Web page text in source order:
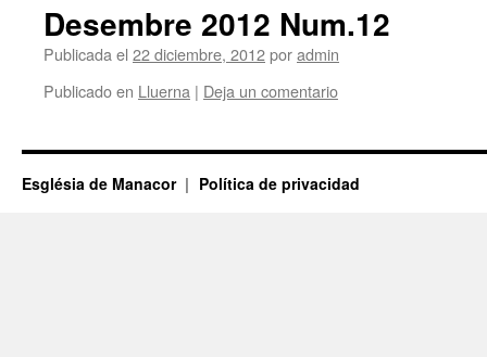
Desembre 2012 Num.12
Publicada el 22 diciembre, 2012poradmin
Publicado en Lluerna | Deja un comentario
Església de Manacor Política de privacidad